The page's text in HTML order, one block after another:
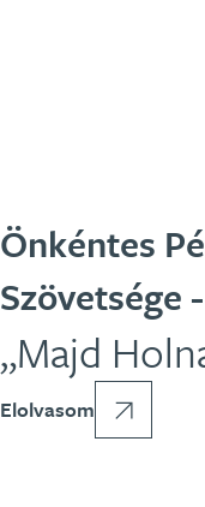
Önkéntes
Szövetsége
„Majd
Elolvasom